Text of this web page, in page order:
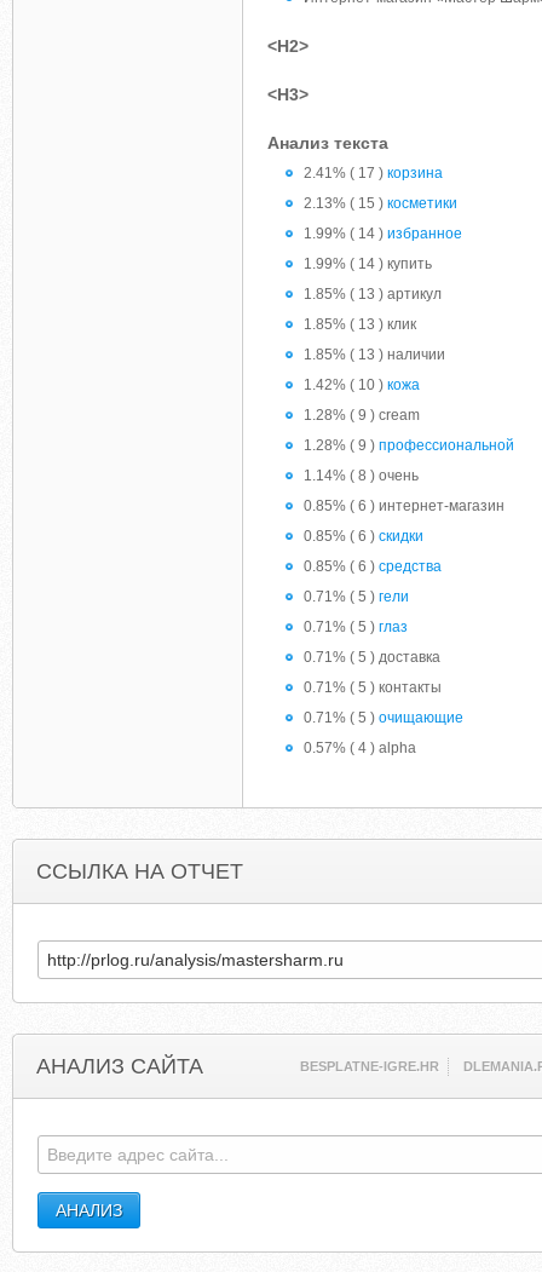
<H2>
<H3>
Анализ текста
2.41% ( 17 ) корзина
2.13% ( 15 ) косметики
1.99% ( 14 ) избранное
1.99% ( 14 ) купить
1.85% ( 13 ) артикул
1.85% ( 13 ) клик
1.85% ( 13 ) наличии
1.42% ( 10 ) кожа
1.28% ( 9 ) cream
1.28% ( 9 ) профессиональной
1.14% ( 8 ) очень
0.85% ( 6 ) интернет-магазин
0.85% ( 6 ) скидки
0.85% ( 6 ) средства
0.71% ( 5 ) гели
0.71% ( 5 ) глаз
0.71% ( 5 ) доставка
0.71% ( 5 ) контакты
0.71% ( 5 ) очищающие
0.57% ( 4 ) alpha
ССЫЛКА НА ОТЧЕТ
АНАЛИЗ САЙТА BESPLATNE-IGRE.HR